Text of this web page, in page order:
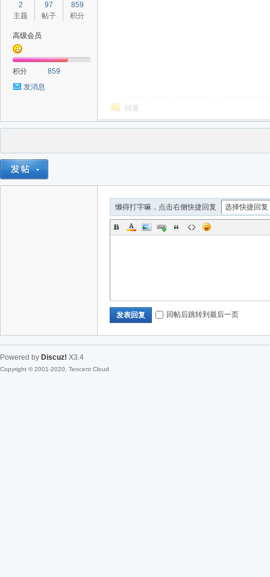
2
主题
97
帖子
859
积分
高级会员
积分
859
发消息
回复
懒得打字嘛，点击右侧快捷回复
发表回复 回帖后跳转到最后一页
Powered by Discuz! X3.4
Copyright © 2001-2020, Tencent Cloud.